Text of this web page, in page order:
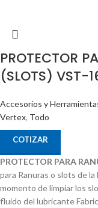
PROTECTOR
(SLOTS) VST-
Accesorios y
Vertex, Todo
COTIZAR
PROTECTOR PARA
para Ranuras o slots de
momento de limpiar los
fluido del lubricante